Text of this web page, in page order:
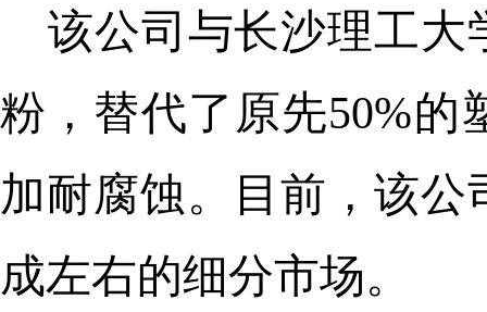
该公司与长沙理工大
粉，替代了原先50%的
加耐腐蚀。目前，该公
成左右的细分市场。